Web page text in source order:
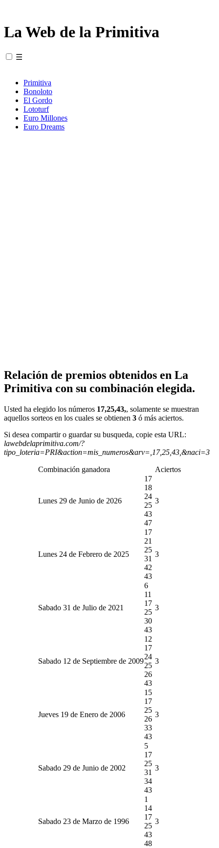
La Web de la Primitiva
☰
Primitiva
Bonoloto
El Gordo
Lototurf
Euro Millones
Euro Dreams
Relación de premios obtenidos en La
Primitiva con su combinación elegida.
Usted ha elegido los números 17,25,43,, solamente se muestran
aquellos sorteos en los cuales se obtienen 3 ó más aciertos.
Si desea compartir o guardar su busqueda, copie esta URL:
lawebdelaprimitiva.com/?
tipo_loteria=PRI&action=mis_numeros&arv=,17,25,43,&naci=3
Combinación ganadora Aciertos
Lunes 29 de Junio de 2026
17
18
24
25
43
47
3
Lunes 24 de Febrero de 2025
17
21
25
31
42
43
3
Sabado 31 de Julio de 2021
6
11
17
25
30
43
3
Sabado 12 de Septiembre de 2009
12
17
24
25
26
43
3
Jueves 19 de Enero de 2006
15
17
25
26
33
43
3
Sabado 29 de Junio de 2002
5
17
25
31
34
43
3
Sabado 23 de Marzo de 1996
1
14
17
25
43
48
3